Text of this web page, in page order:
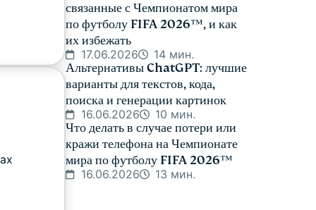
связанные с Чемпионатом мира
по футболу FIFA 2026™️, и как
их избежать
17.06.2026 14 мин.
Альтернативы ChatGPT: лучшие
варианты для текстов, кода,
поиска и генерации картинок
16.06.2026 10 мин.
Что делать в случае потери или
кражи телефона на Чемпионате
мира по футболу FIFA 2026™️
16.06.2026 13 мин.